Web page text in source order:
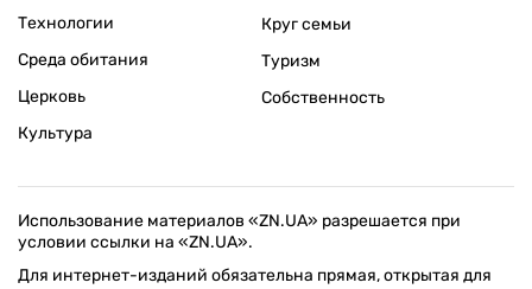
Технологии
Среда обитания
Церковь
Культура
Круг семьи
Туризм
Собственность
Использование материалов «ZN.UA» разрешается при
условии ссылки на «ZN.UA».
Для интернет-изданий обязательна прямая, открытая для